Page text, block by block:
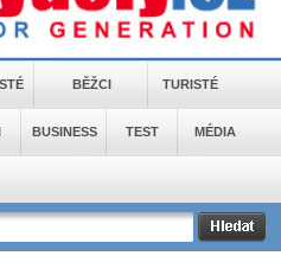
BĚŽCI TURISTÉ
BUSINESS TEST MÉDIA